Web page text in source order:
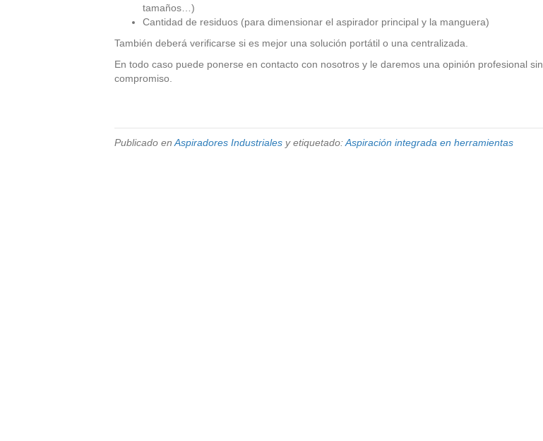
tamaños…)
Cantidad de residuos (para dimensionar el aspirador principal y la manguera)
También deberá verificarse si es mejor una solución portátil o una centralizada.
En todo caso puede ponerse en contacto con nosotros y le daremos una opinión profesional sin
compromiso.
Publicado en Aspiradores Industriales y etiquetado:Aspiración integrada en herramientas